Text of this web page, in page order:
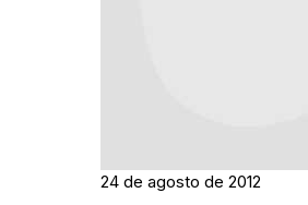
24 de agosto de 2012